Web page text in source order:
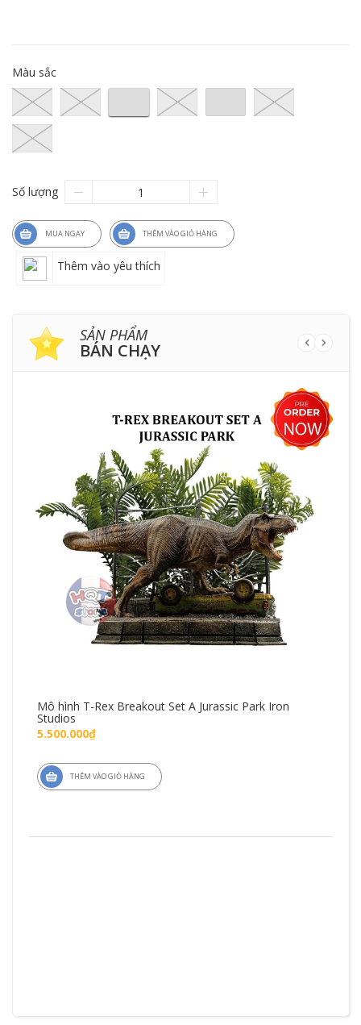
Màu sắc
Số lượng
MUA NGAY THÊM VÀO GIỎ HÀNG
Thêm vào yêu thích
SẢN PHẨM
BÁN CHẠY
Mô hình T-Rex Breakout Set A Jurassic Park Iron
Studios
5.500.000₫
THÊM VÀO GIỎ HÀNG